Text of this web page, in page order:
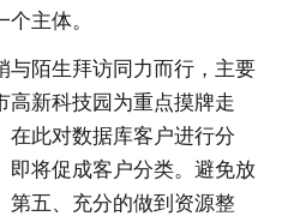
主体。
与陌生拜访同力而行，主要
高新科技园为重点摸牌走
在此对数据库客户进行分
即将促成客户分类。避免放
第五、充分的做到资源整